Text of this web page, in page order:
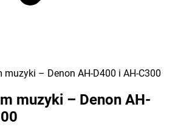
muzyki – Denon AH-D400 i AH-C300
muzyki – Denon AH-